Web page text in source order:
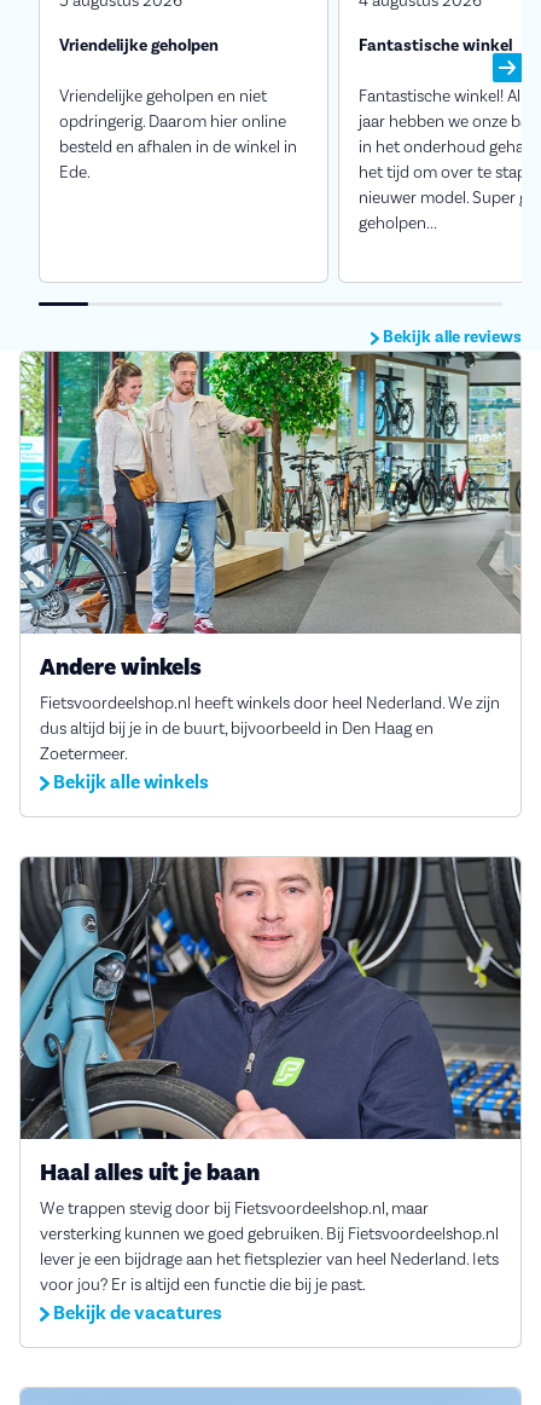
Vriendelijke geholpen
Vriendelijke geholpen en niet
opdringerig. Daarom hier online
besteld en afhalen in de winkel in
Ede.
Fantastische winkel
Fantastische winkel! Al
jaar hebben we onze
in het onderhoud gehad.
het tijd om over te
nieuwer model. Super
geholpen...
Bekijk alle reviews
Andere winkels
Fietsvoordeelshop.nl heeft winkels door heel Nederland. We zijn
dus altijd bij je in de buurt, bijvoorbeeld in Den Haag en
Zoetermeer.
Bekijk alle winkels
Haal alles uit je baan
We trappen stevig door bij Fietsvoordeelshop.nl, maar
versterking kunnen we goed gebruiken. Bij Fietsvoordeelshop.nl
lever je een bijdrage aan het fietsplezier van heel Nederland. Iets
voor jou? Er is altijd een functie die bij je past.
Bekijk de vacatures